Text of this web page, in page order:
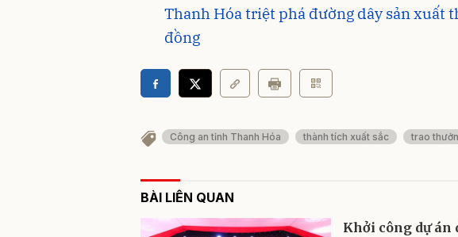
Thanh Hóa triệt phá đường dây sản xuất
đồng
Công an tỉnh Thanh Hóa thành tích xuất sắc trao
BÀI LIÊN QUAN
Khởi công dự